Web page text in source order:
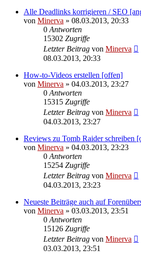
Alle Deadlinks korrigieren / SEO
von Minerva » 08.03.2013, 20:33
0 Antworten
15302 Zugriffe
Letzter Beitrag von Minerva
08.03.2013, 20:33
How-to-Videos erstellen [offen]
von Minerva » 04.03.2013, 23:27
0 Antworten
15315 Zugriffe
Letzter Beitrag von Minerva
04.03.2013, 23:27
Reviews zu Tomb Raider schreiben
von Minerva » 04.03.2013, 23:23
0 Antworten
15254 Zugriffe
Letzter Beitrag von Minerva
04.03.2013, 23:23
Neueste Beiträge auch auf
von Minerva » 03.03.2013, 23:51
0 Antworten
15126 Zugriffe
Letzter Beitrag von Minerva
03.03.2013, 23:51